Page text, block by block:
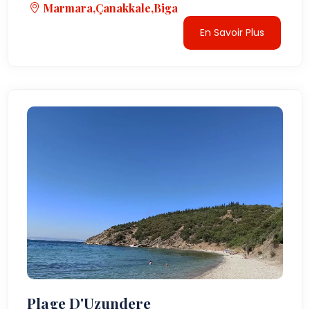
Marmara,Çanakkale,Biga
En Savoir Plus
Plage D'Uzundere